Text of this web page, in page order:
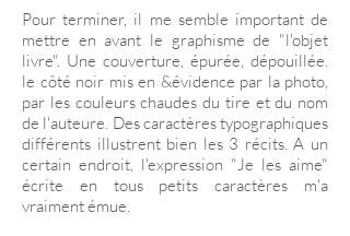
Pour terminer, il me semble important de
mettre en avant le graphisme de "l'objet
livre". Une couverture, épurée, dépouillée.
le côté noir mis en &évidence par la photo,
par les couleurs chaudes du tire et du nom
de l'auteure. Des caractères typographiques
différents illustrent bien les 3 récits. A un
certain endroit, l'expression "Je les aime"
écrite en tous petits caractères m'a
vraiment émue.